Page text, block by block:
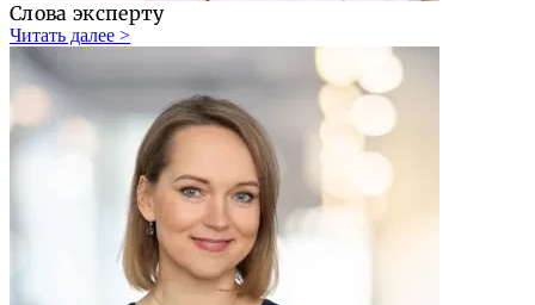
Слова эксперту
Читать далее >